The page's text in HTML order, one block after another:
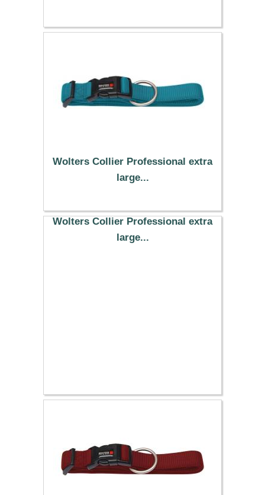
Wolters Collier Professional extra
large...
15.19 €
Wolters Collier Professional extra
large...